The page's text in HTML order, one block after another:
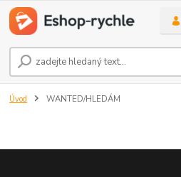
Úvod WANTED/HLEDÁM